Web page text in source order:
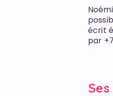
écrit
par